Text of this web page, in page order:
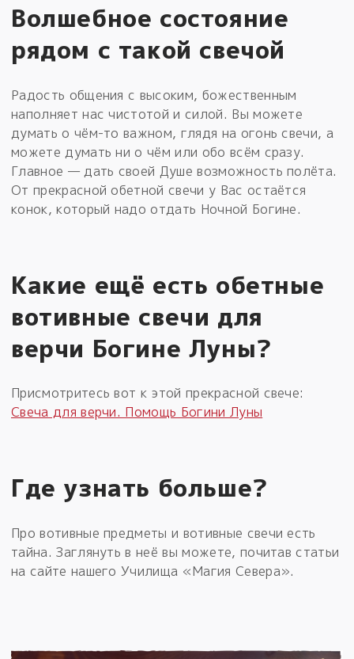
Волшебное состояние
рядом с такой свечой
Радость общения с высоким, божественным
наполняет нас чистотой и силой. Вы можете
думать о чём-то важном, глядя на огонь свечи, а
можете думать ни о чём или обо всём сразу.
Главное — дать своей Душе возможность полёта.
От прекрасной обетной свечи у Вас остаётся
конок, который надо отдать Ночной Богине.
Какие ещё есть обетные
вотивные свечи для
верчи Богине Луны?
Присмотритесь вот к этой прекрасной свече:
Свеча для верчи. Помощь Богини Луны
Где узнать больше?
Про вотивные предметы и вотивные свечи есть
тайна. Заглянуть в неё вы можете, почитав статьи
на сайте нашего Училища «Магия Севера».